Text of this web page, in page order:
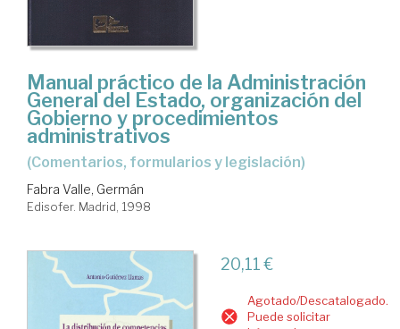
Manual práctico de la Administración
General del Estado, organización del
Gobierno y procedimientos
administrativos
(Comentarios, formularios y legislación)
Fabra Valle, Germán
Edisofer. Madrid, 1998
20,11 €
Agotado/Descatalogado.
Puede solicitar